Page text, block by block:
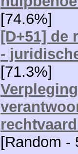
[74.6%]
[D+51] de
-
[71.3%]
[Random -